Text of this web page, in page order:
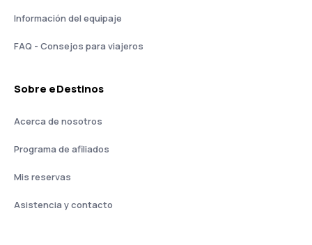
Información del equipaje
FAQ - Consejos para viajeros
Sobre eDestinos
Acerca de nosotros
Programa de afiliados
Mis reservas
Asistencia y contacto